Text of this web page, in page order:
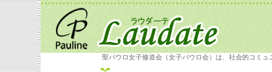
聖パウロ女子修道会（女子パウロ会）は、社会的コミ